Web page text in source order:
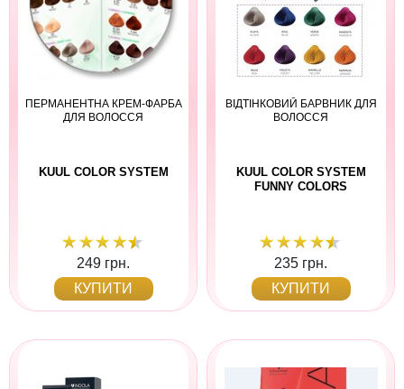
ПЕРМАНЕНТНА КРЕМ-ФАРБА
ДЛЯ ВОЛОССЯ
KUUL COLOR SYSTEM
249 грн.
КУПИТИ
ВІДТІНКОВИЙ БАРВНИК ДЛЯ
ВОЛОССЯ
KUUL COLOR SYSTEM
FUNNY COLORS
235 грн.
КУПИТИ